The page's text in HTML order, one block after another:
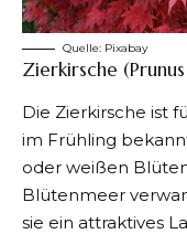
Quelle: Pixabay
Zierkirsche
Die Zierkirsche ist
im Frühling
oder weißen
Blütenmeer
sie ein attraktives